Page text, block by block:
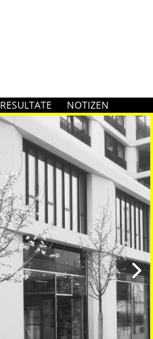
RESULTATE NOTIZEN